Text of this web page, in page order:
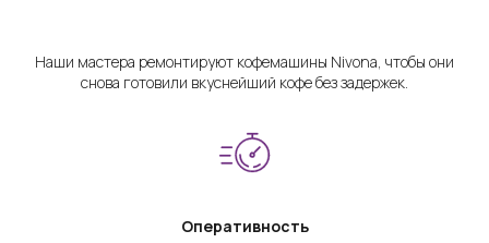
Наши мастера ремонтируют кофемашины Nivona, чтобы они
снова готовили вкуснейший кофе без задержек.
Оперативность